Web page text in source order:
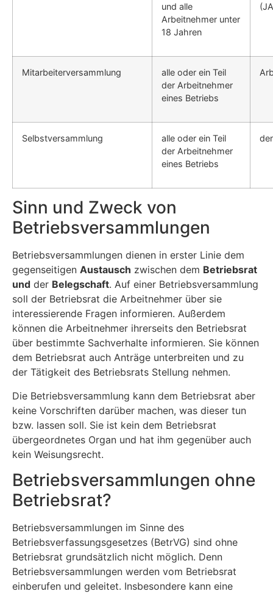
und alle
Arbeitnehmer unter
18 Jahren
Mitarbeiterversammlung
alle oder ein Teil
der Arbeitnehmer
eines Betriebs
Selbstversammlung
alle oder ein Teil
der Arbeitnehmer
eines Betriebs
Sinn und Zweck von
Betriebsversammlungen
Betriebsversammlungen dienen in erster Linie dem
gegenseitigen Austausch zwischen dem Betriebsrat
und der Belegschaft. Auf einer Betriebsversammlung
soll der Betriebsrat die Arbeitnehmer über sie
interessierende Fragen informieren. Außerdem
können die Arbeitnehmer ihrerseits den Betriebsrat
über bestimmte Sachverhalte informieren. Sie können
dem Betriebsrat auch Anträge unterbreiten und zu
der Tätigkeit des Betriebsrats Stellung nehmen.
Die Betriebsversammlung kann dem Betriebsrat aber
keine Vorschriften darüber machen, was dieser tun
bzw. lassen soll. Sie ist kein dem Betriebsrat
übergeordnetes Organ und hat ihm gegenüber auch
kein Weisungsrecht.
Betriebsversammlungen ohne
Betriebsrat?
Betriebsversammlungen im Sinne des
Betriebsverfassungsgesetzes (BetrVG) sind ohne
Betriebsrat grundsätzlich nicht möglich. Denn
Betriebsversammlungen werden vom Betriebsrat
einberufen und geleitet. Insbesondere kann eine